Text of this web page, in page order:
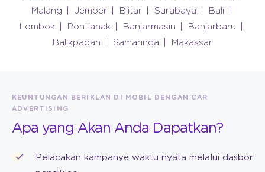
Malang
Jember Blitar Surabaya
Bali
Lombok
Pontianak Banjarmasin
Banjarbaru
Balikpapan
Samarinda Makassar
KEUNTUNGAN BERIKLAN DI MOBIL DENGAN CAR
ADVERTISING
Apa yang Akan Anda Dapatkan?
Pelacakan kampanye waktu nyata melalui dasbor